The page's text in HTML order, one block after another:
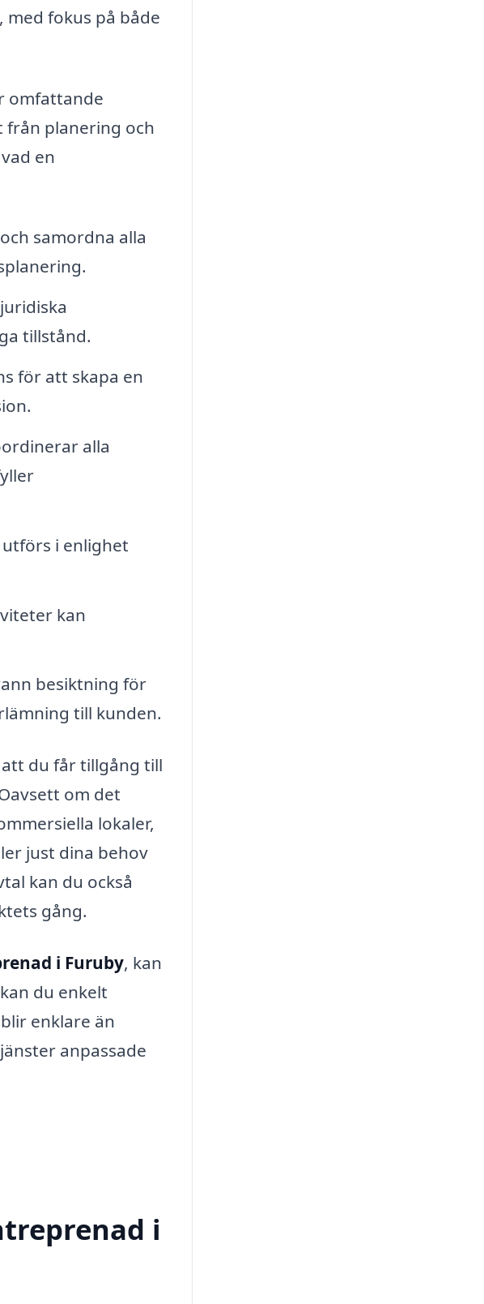
fokus på både
omfattande
från planering och
en
samordna alla
tillstånd.
för att skapa en
alla
i enlighet
kan
besiktning för
till kunden.
du får tillgång till
om det
lokaler,
just dina behov
kan du också
gång.
i Furuby, kan
du enkelt
enklare än
anpassade
i